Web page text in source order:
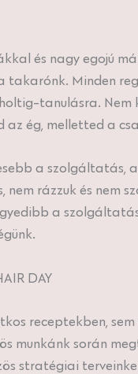
és nagy egojú
takarónk. Minden
tanulásra. Nem
ég, melletted a
a szolgáltatás,
nem rázzuk és nem
a
DAY
receptekben,
munkánk során
stratégiai